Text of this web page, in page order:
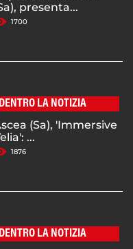
presenta...
1700
DENTRO LA NOTIZIA
(Sa), 'Immersive
...
1876
DENTRO LA NOTIZIA